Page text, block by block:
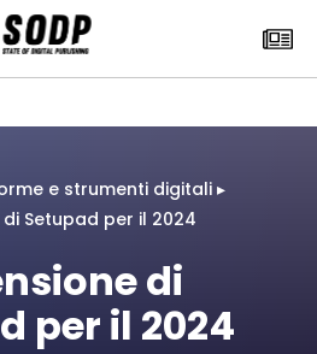
e strumenti digitali ▸
di Setupad per il 2024
di
per il 2024